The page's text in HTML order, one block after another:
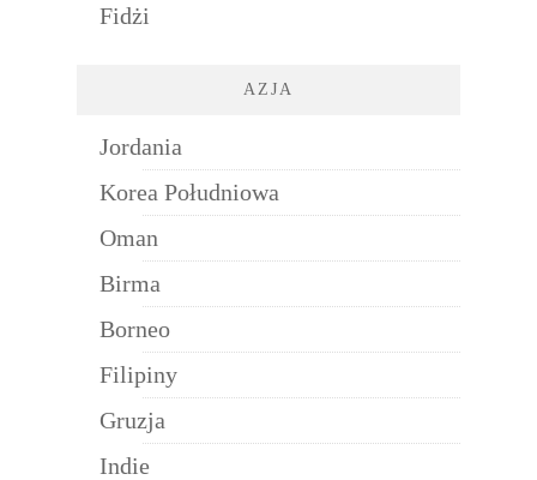
Fidżi
AZJA
Jordania
Korea Południowa
Oman
Birma
Borneo
Filipiny
Gruzja
Indie